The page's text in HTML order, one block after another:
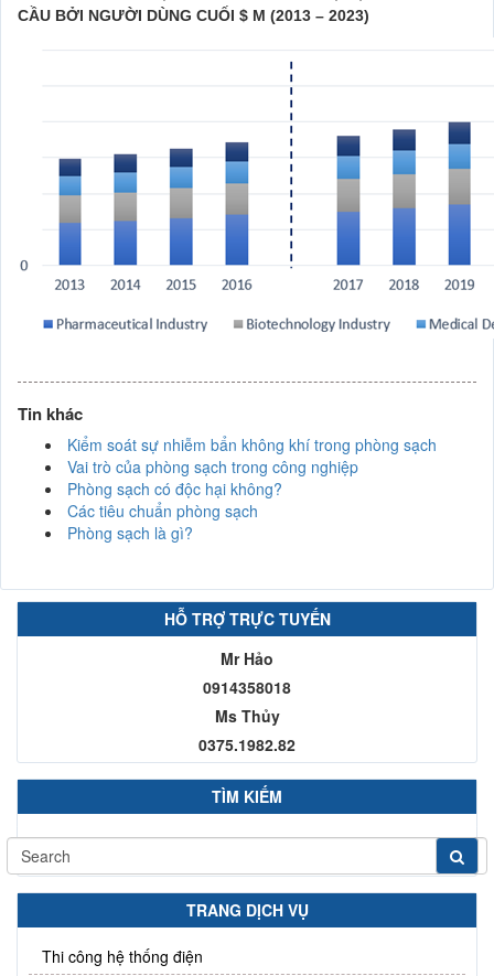
CẦU BỞI NGƯỜI DÙNG CUỐI $ M (2013 – 2023)
Tin khác
Kiểm soát sự nhiễm bẩn không khí trong phòng sạch
Vai trò của phòng sạch trong công nghiệp
Phòng sạch có độc hại không?
Các tiêu chuẩn phòng sạch
Phòng sạch là gì?
HỖ TRỢ TRỰC TUYẾN
Mr Hảo
0914358018
Ms Thủy
0375.1982.82
TÌM KIẾM
TRANG DỊCH VỤ
Thi công hệ thống điện